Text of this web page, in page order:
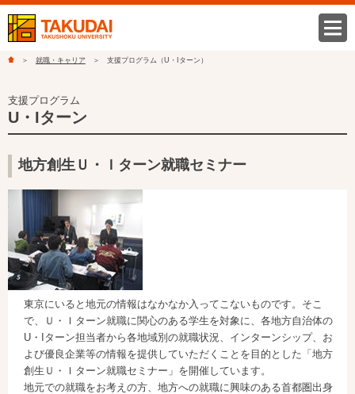
就職・キャリア 支援プログラム（U・Iターン）
支援プログラム
U・Iターン
地方創生Ｕ・Ｉターン就職セミナー
東京にいると地元の情報はなかなか入ってこないものです。そこ
で、Ｕ・Ｉターン就職に関心のある学生を対象に、各地方自治体の
U・Iターン担当者から各地域別の就職状況、インターンシップ、お
よび優良企業等の情報を提供していただくことを目的とした「地方
創生Ｕ・Ｉターン就職セミナー」を開催しています。
地元での就職をお考えの方、地方への就職に興味のある首都圏出身